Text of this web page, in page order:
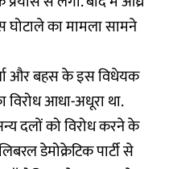
घोटाले का मामला सामने
और बहस के इस विधेयक
विरोध आधा-अधूरा था.
दलों को विरोध करने के
डेमोक्रेटिक पार्टी से